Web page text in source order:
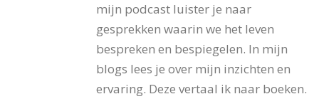
mijn podcast luister je naar
gesprekken waarin we het leven
bespreken en bespiegelen. In mijn
blogs lees je over mijn inzichten en
ervaring. Deze vertaal ik naar boeken.